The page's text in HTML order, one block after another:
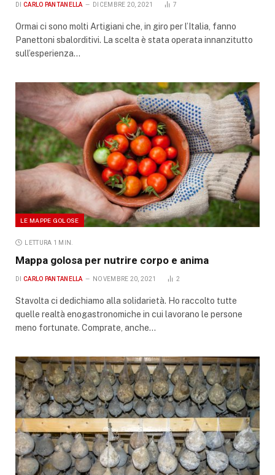
DI CARLO PANTANELLA DICEMBRE 20, 2021 7
Ormai ci sono molti Artigiani che, in giro per l’Italia, fanno
Panettoni sbalorditivi. La scelta è stata operata innanzitutto
sull’esperienza…
LE MAPPE GOLOSE
LETTURA 1 MIN.
Mappa golosa per nutrire corpo e anima
DI CARLO PANTANELLA NOVEMBRE 20, 2021 2
Stavolta ci dedichiamo alla solidarietà. Ho raccolto tutte
quelle realtà enogastronomiche in cui lavorano le persone
meno fortunate. Comprate, anche…